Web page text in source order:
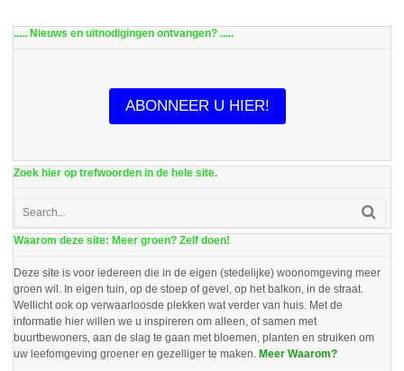
..... Nieuws en uitnodigingen ontvangen? .....
ABONNEER U HIER!
Zoek hier op trefwoorden in de hele site.
Waarom deze site: Meer groen? Zelf doen!
Deze site is voor iedereen die in de eigen (stedelijke) woonomgeving meer
groen wil. In eigen tuin, op de stoep of gevel, op het balkon, in de straat.
Wellicht ook op verwaarloosde plekken wat verder van huis. Met de
informatie hier willen we u inspireren om alleen, of samen met
buurtbewoners, aan de slag te gaan met bloemen, planten en struiken om
uw leefomgeving groener en gezelliger te maken. Meer Waarom?